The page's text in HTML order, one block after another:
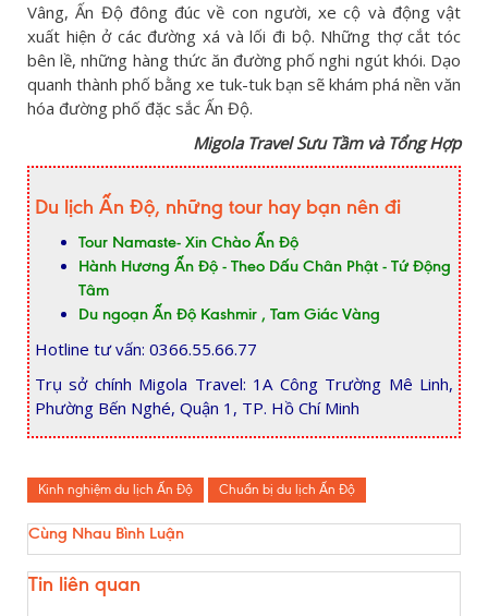
Vâng, Ấn Độ đông đúc về con người, xe cộ và động vật
xuất hiện ở các đường xá và lối đi bộ. Những thợ cắt tóc
bên lề, những hàng thức ăn đường phố nghi ngút khói. Dạo
quanh thành phố bằng xe tuk-tuk bạn sẽ khám phá nền văn
hóa đường phố đặc sắc Ấn Độ.
Migola Travel Sưu Tầm và Tổng Hợp
Du lịch Ấn Độ, những tour hay bạn nên đi
Tour Namaste- Xin Chào Ấn Độ
Hành Hương Ấn Độ - Theo Dấu Chân Phật - Tứ Động
Tâm
Du ngoạn Ấn Độ Kashmir , Tam Giác Vàng
Hotline tư vấn: 0366.55.66.77
Trụ sở chính Migola Travel: 1A Công Trường Mê Linh,
Phường Bến Nghé, Quận 1, TP. Hồ Chí Minh
Kinh nghiệm du lịch Ấn Độ Chuẩn bị du lịch Ấn Độ
Cùng Nhau Bình Luận
Tin liên quan